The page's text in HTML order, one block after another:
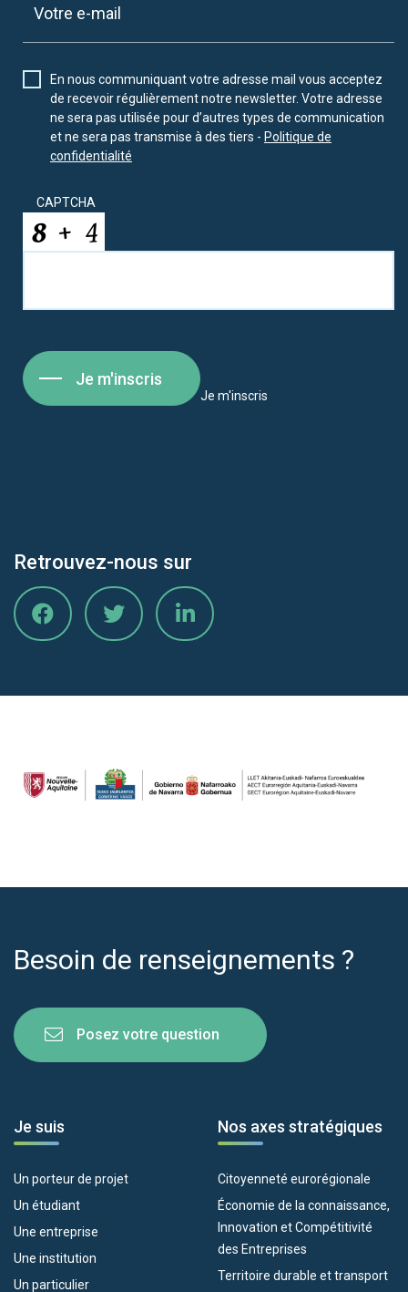
En nous communiquant votre adresse mail vous acceptez
de recevoir régulièrement notre newsletter. Votre adresse
ne sera pas utilisée pour d’autres types de communication
et ne sera pas transmise à des tiers - Politique de
confidentialité
CAPTCHA
Je m'inscris
Je m'inscris
Retrouvez-nous sur
Besoin de renseignements ?
Posez votre question
Je suis
Un porteur de projet
Un étudiant
Une entreprise
Une institution
Un particulier
Nos axes stratégiques
Citoyenneté eurorégionale
Économie de la connaissance,
Innovation et Compétitivité
des Entreprises
Territoire durable et transport